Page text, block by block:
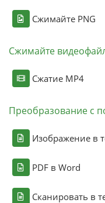
Сжимайте PNG
Сжимайте
Сжатие MP4
Преобразование с
Изображение в
PDF в Word
Сканировать в